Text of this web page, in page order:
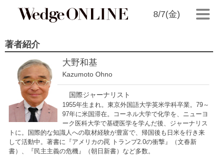
8/7(金)
著者紹介
大野和基
Kazumoto Ohno
国際ジャーナリスト
1955年生まれ。東京外国語大学英米学科卒業。79～
97年に米国滞在。コーネル大学で化学を、ニューヨ
ーク医科大学で基礎医学を学んだ後、ジャーナリス
トに。国際的な知識人への取材経験が豊富で、帰国後も日米を行き来
して活動中。著書に『アメリカの罠 トランプ2.0の衝撃』（文春新
書）、『民主主義の危機』（朝日新書）など多数。